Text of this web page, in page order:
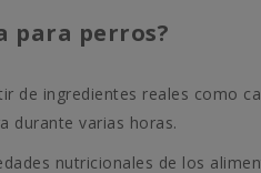
para perros?
de ingredientes reales como
durante varias horas.
nutricionales de los